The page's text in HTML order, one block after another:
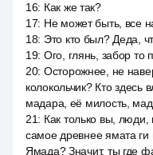
16: Как же так?
17: Не может быть, все
18: Это кто был? Деда,
19: Ого, глянь, забор то
20: Осторожнее, не
колокольчик? Кто
мадара, её милость,
21: Как только вы,
самое древнее ямата
Ямада? Значит, ты где